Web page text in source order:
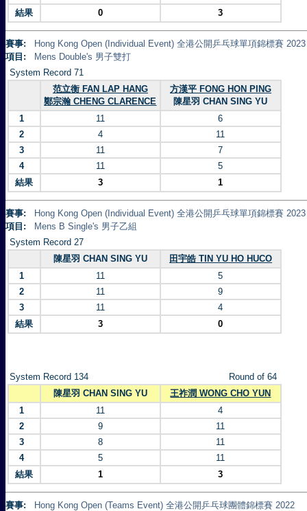
結果
0 3
賽事:
Hong Kong Open (Individual Event) 全港公開乒乓球單項錦標賽 2023
項目:
Mens Double's 男子雙打
System Record 71
范立衡 FAN LAP HANG
鄭宗瀚 CHENG CLARENCE
方漢平 FONG HON PING
陳星羽 CHAN SING YU
1
11
6
2
4
11
3
11
7
4
11
5
結果
3 1
賽事:
Hong Kong Open (Individual Event) 全港公開乒乓球單項錦標賽 2023
項目:
Mens B Single's 男子乙組
System Record 27
陳星羽 CHAN SING YU
田宇皓 TIN YU HO HUCO
1
11
5
2
11
9
3
11
4
結果
3 0
System Record 134
Round of 64
陳星羽 CHAN SING YU
王祚潤 WONG CHO YUN
1
11
4
2
9
11
3
8
11
4
5
11
結果
1 3
賽事:
Hong Kong Open (Teams Event) 全港公開乒乓球團體錦標賽 2022